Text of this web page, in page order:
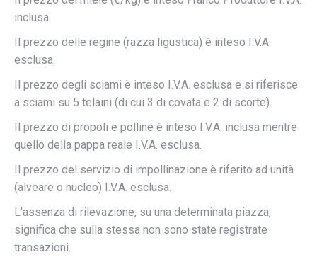
inclusa.
Il prezzo delle regine (razza ligustica) è inteso I.V.A.
esclusa.
Il prezzo degli sciami è inteso I.V.A. esclusa e si riferisce
a sciami su 5 telaini (di cui 3 di covata e 2 di scorte).
Il prezzo di propoli e polline è inteso I.V.A. inclusa mentre
quello della pappa reale I.V.A. esclusa.
Il prezzo del servizio di impollinazione è riferito ad unità
(alveare o nucleo) I.V.A. esclusa.
L’assenza di rilevazione, su una determinata piazza,
significa che sulla stessa non sono state registrate
transazioni.